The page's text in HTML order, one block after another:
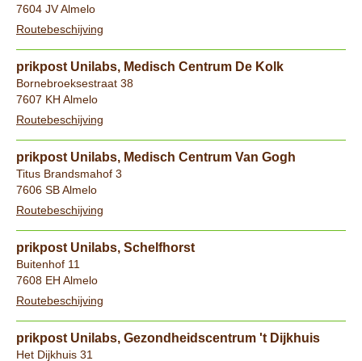
7604 JV Almelo
Routebeschijving
prikpost Unilabs, Medisch Centrum De Kolk
Bornebroeksestraat 38
7607 KH Almelo
Routebeschijving
prikpost Unilabs, Medisch Centrum Van Gogh
Titus Brandsmahof 3
7606 SB Almelo
Routebeschijving
prikpost Unilabs, Schelfhorst
Buitenhof 11
7608 EH Almelo
Routebeschijving
prikpost Unilabs, Gezondheidscentrum 't Dijkhuis
Het Dijkhuis 31